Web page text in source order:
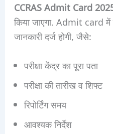
CCRAS Admit Card
किया जाएगा. Admit card में
जानकारी दर्ज होगी, जैसे:
परीक्षा केंद्र का पूरा पता
परीक्षा की तारीख व शिफ्ट
रिपोर्टिंग समय
आवश्यक निर्देश